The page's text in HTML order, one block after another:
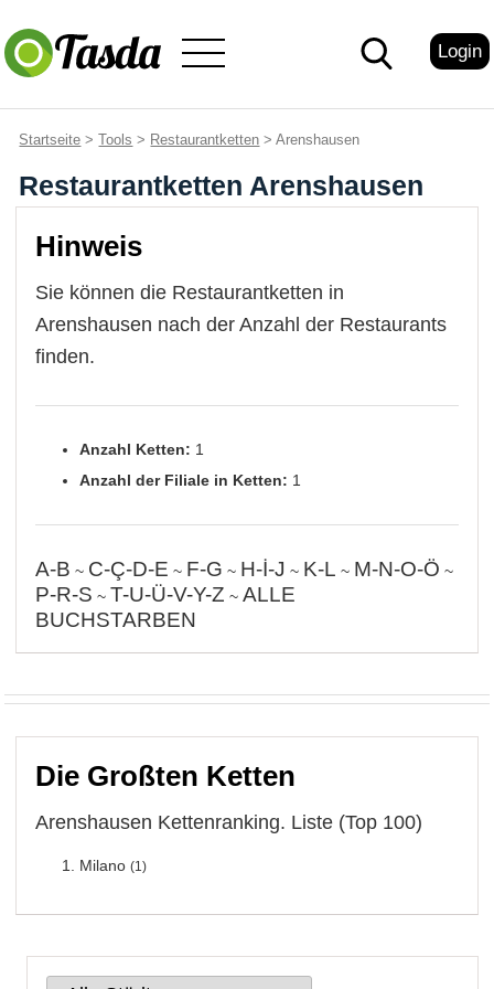
Login
Startseite >Tools > Restaurantketten > Arenshausen
Restaurantketten Arenshausen
Hinweis
Sie können die Restaurantketten in
Arenshausen nach der Anzahl der Restaurants
finden.
Anzahl Ketten: 1
Anzahl der Filiale in Ketten: 1
A-B ~ C-Ç-D-E ~ F-G ~ H-İ-J ~ K-L ~ M-N-O-Ö ~
P-R-S ~ T-U-Ü-V-Y-Z ~ALLE
BUCHSTARBEN
Die Großten Ketten
Arenshausen Kettenranking. Liste (Top 100)
Milano (1)